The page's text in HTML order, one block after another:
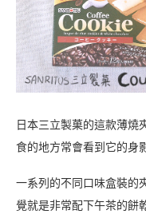
日本三立製菓的這款薄燒
食的地方常會看到它的身
一系列的不同口味盒裝的
覺就是非常配下午茶的餅